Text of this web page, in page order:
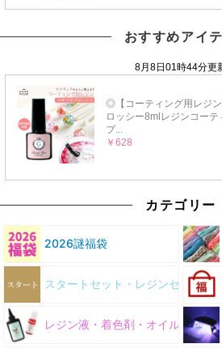
おすすめアイ
カテゴリー
2026謎福袋
スタートセット・レジンセット
レジン液・着色剤・オイル